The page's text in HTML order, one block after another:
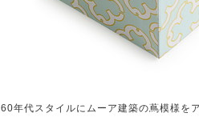
60年代スタイルにムーア建築の蔦模様を